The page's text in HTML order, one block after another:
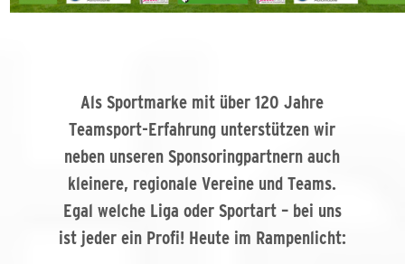
Als Sportmarke mit über 120 Jahre
Teamsport-Erfahrung unterstützen wir
neben unseren Sponsoringpartnern auch
kleinere, regionale Vereine und Teams.
Egal welche Liga oder Sportart – bei uns
ist jeder ein Profi! Heute im Rampenlicht: